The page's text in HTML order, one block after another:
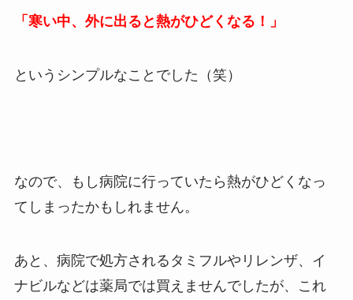
「寒い中、外に出ると熱がひどくなる！」
というシンプルなことでした（笑）
なので、もし病院に行っていたら熱がひどくなっ
てしまったかもしれません。
あと、病院で処方されるタミフルやリレンザ、イ
ナビルなどは薬局では買えませんでしたが、これ